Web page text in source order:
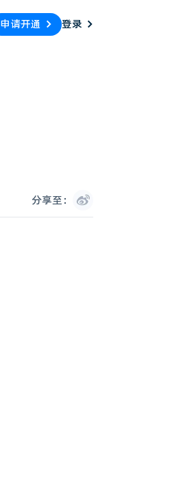
申请开通 登录
分享至：